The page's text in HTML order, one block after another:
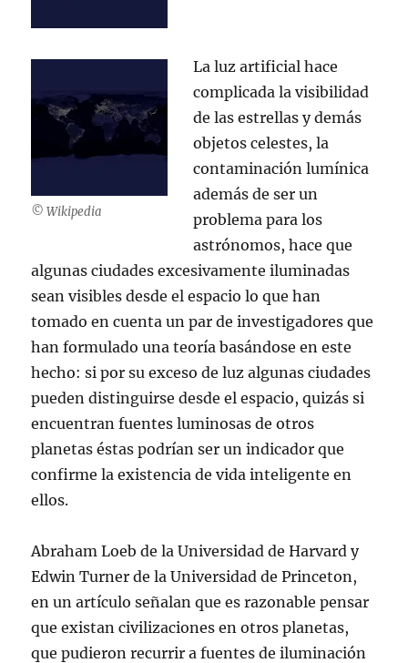
© Wikipedia
La luz artificial hace
complicada la visibilidad
de las estrellas y demás
objetos celestes, la
contaminación lumínica
además de ser un
problema para los
astrónomos, hace que
algunas ciudades excesivamente iluminadas
sean visibles desde el espacio lo que han
tomado en cuenta un par de investigadores que
han formulado una teoría basándose en este
hecho: si por su exceso de luz algunas ciudades
pueden distinguirse desde el espacio, quizás si
encuentran fuentes luminosas de otros
planetas éstas podrían ser un indicador que
confirme la existencia de vida inteligente en
ellos.
Abraham Loeb de la Universidad de Harvard y
Edwin Turner de la Universidad de Princeton,
en un artículo señalan que es razonable pensar
que existan civilizaciones en otros planetas,
que pudieron recurrir a fuentes de iluminación